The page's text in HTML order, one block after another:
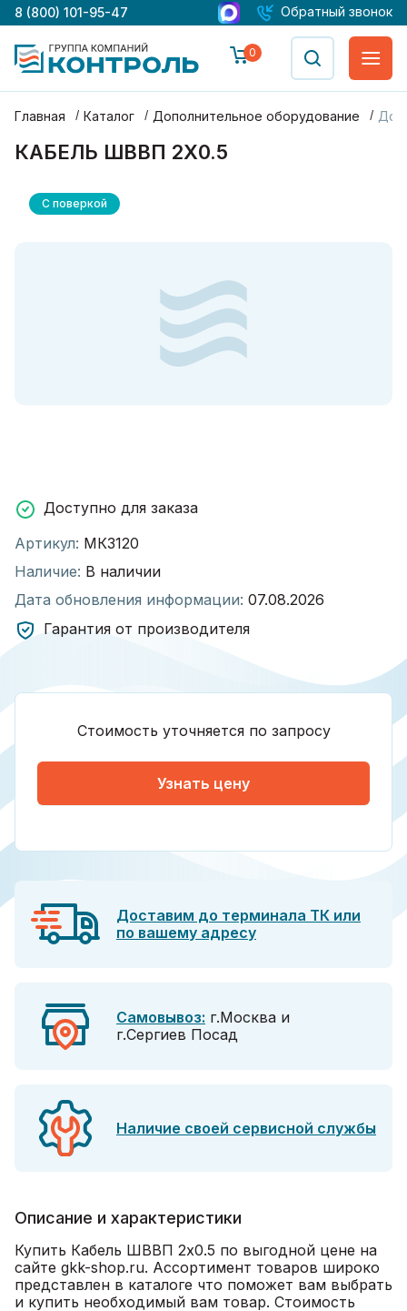
8 (800) 101-95-47 Обратный звонок
0
Главная Каталог Дополнительное оборудование
КАБЕЛЬ ШВВП 2Х0.5
С поверкой
Доступно для заказа
Артикул: МК3120
Наличие: В наличии
Дата обновления информации: 07.08.2026
Гарантия от производителя
Стоимость уточняется по запросу
Узнать цену
Доставим до терминала ТК или
по вашему адресу
Самовывоз: г.Москва и
г.Сергиев Посад
Наличие своей сервисной службы
Описание и характеристики
Купить Кабель ШВВП 2х0.5 по выгодной цене на
сайте gkk-shop.ru. Ассортимент товаров широко
представлен в каталоге что поможет вам выбрать
и купить необходимый вам товар. Стоимость